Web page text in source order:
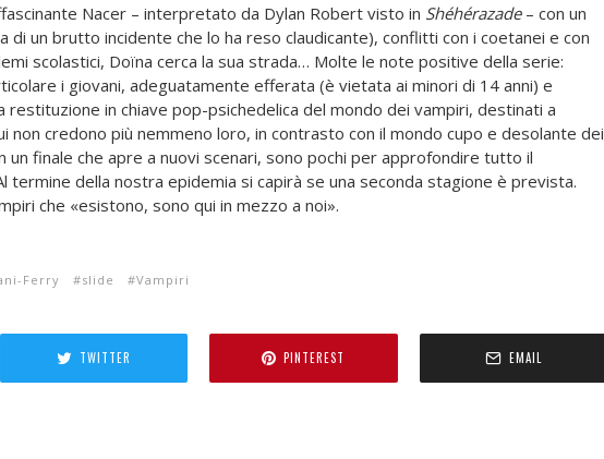
Nacer – interpretato da Dylan Robert visto in Shéhérazade – con un
di un brutto incidente che lo ha reso claudicante), conflitti con i coetanei e con
scolastici, Doïna cerca la sua strada… Molte le note positive della serie:
i giovani, adeguatamente efferata (è vietata ai minori di 14 anni) e
restituzione in chiave pop-psichedelica del mondo dei vampiri, destinati a
non credono più nemmeno loro, in contrasto con il mondo cupo e desolante dei
un finale che apre a nuovi scenari, sono pochi per approfondire tutto il
termine della nostra epidemia si capirà se una seconda stagione è prevista.
che «esistono, sono qui in mezzo a noi».
Ferry slide Vampiri
TWITTER PINTEREST EMAIL